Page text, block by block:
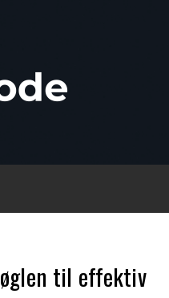
til effektiv